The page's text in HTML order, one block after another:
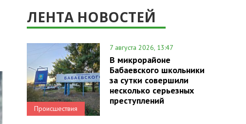
ЛЕНТА НОВОСТЕЙ
Происшествия
7 августа 2026, 13:47
В микрорайоне
Бабаевского школьники
за сутки совершили
несколько серьезных
преступлений